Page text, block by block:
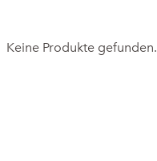
Keine Produkte gefunden.